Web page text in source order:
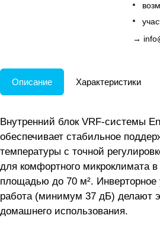
→
Описание Характеристики
Внутренний блок VRF-системы
обеспечивает стабильное
температуры с точной
для комфортного микроклимата
площадью до 70 м². Инверторное
работа (минимум 37 дБ) делают
домашнего использования.